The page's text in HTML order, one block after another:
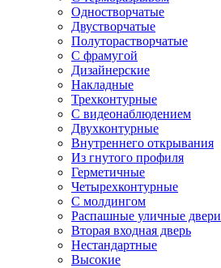
Одностворчатые
Двустворчатые
Полуторастворчатые
С фрамугой
Дизайнерские
Накладные
Трехконтурные
С видеонаблюдением
Двухконтурные
Внутреннего открывания
Из гнутого профиля
Герметичные
Четырехконтурные
С молдингом
Распашные уличные двери
Вторая входная дверь
Нестандартные
Высокие